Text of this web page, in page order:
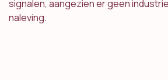
signalen, aangezien er geen
naleving.